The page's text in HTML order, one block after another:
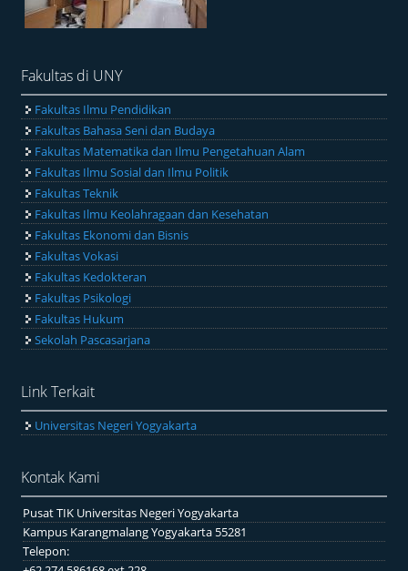
Fakultas di UNY
Fakultas Ilmu Pendidikan
Fakultas Bahasa Seni dan Budaya
Fakultas Matematika dan Ilmu Pengetahuan Alam
Fakultas Ilmu Sosial dan Ilmu Politik
Fakultas Teknik
Fakultas Ilmu Keolahragaan dan Kesehatan
Fakultas Ekonomi dan Bisnis
Fakultas Vokasi
Fakultas Kedokteran
Fakultas Psikologi
Fakultas Hukum
Sekolah Pascasarjana
Link Terkait
Universitas Negeri Yogyakarta
Kontak Kami
Pusat TIK Universitas Negeri Yogyakarta
Kampus Karangmalang Yogyakarta 55281
Telepon: